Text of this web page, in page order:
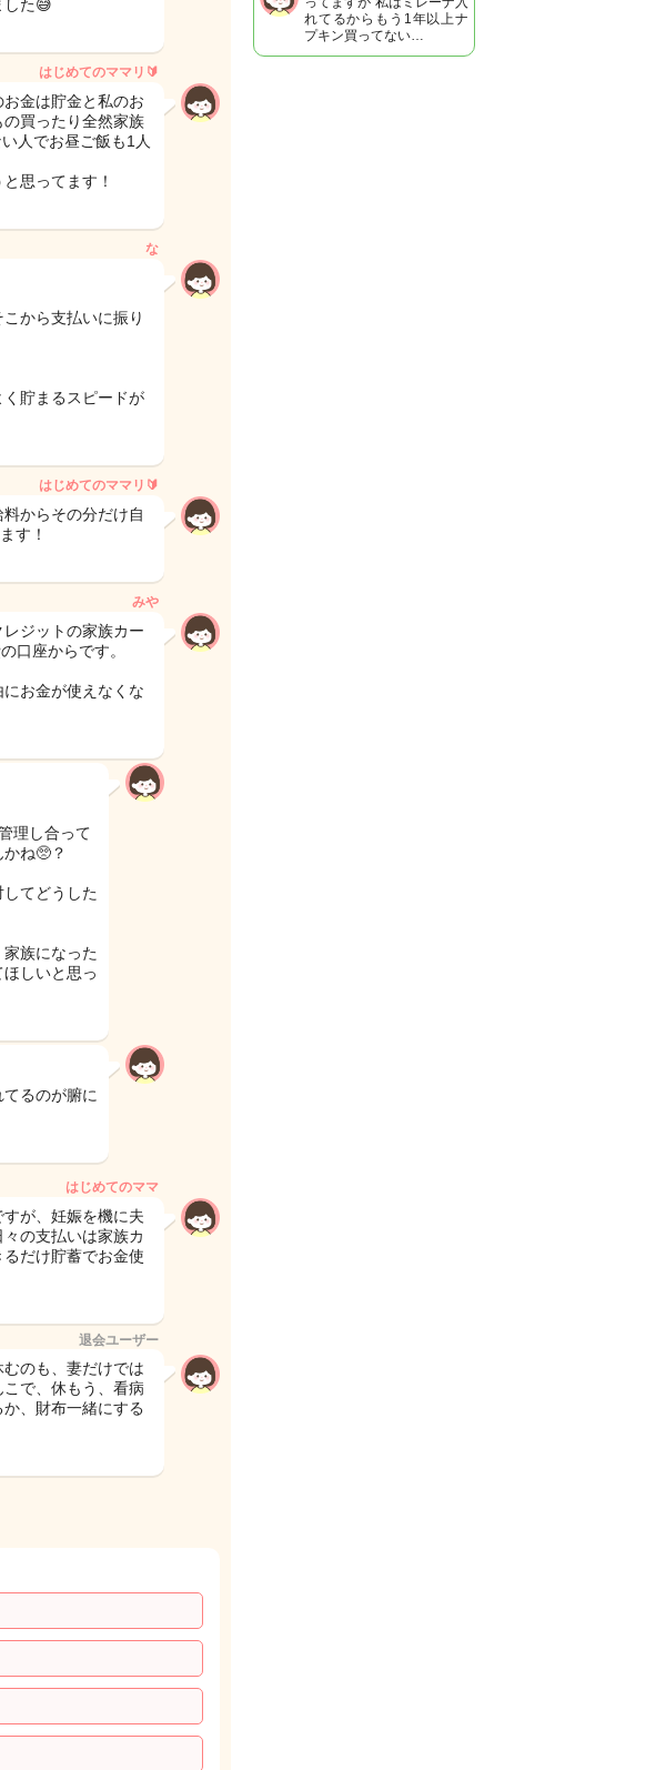
した😅
はじめてのママリ🔰
金は貯金と私のお
買ったり全然家族
人でお昼ご飯も1人
思ってます！
な
から支払いに振り
貯まるスピードが
はじめてのママリ🔰
からその分だけ自
す！
みや
ジットの家族カー
口座からです。
お金が使えなくな
理し合って
ね🥺？
てどうした
族になった
しいと思っ
るのが腑に
はじめてのママ
が、妊娠を機に夫
の支払いは家族カ
だけ貯蓄でお金使
退会ユーザー
のも、妻だけでは
で、休もう、看病
、財布一緒にする
れてるからもう1年以上ナ
プキン買ってない…